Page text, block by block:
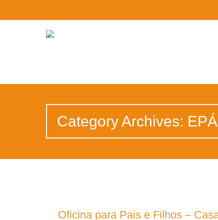
Category Archives:
Oficina para Pais e Filhos –